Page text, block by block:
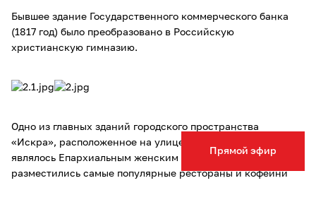
Прямой эфир
Бывшее здание Государственного коммерческого банка
(1817 год) было преобразовано в Российскую
христианскую гимназию.
Одно из главных зданий городского пространства
«Искра», расположенное на улице Советской. Раньше оно
являлось Епархиальным женским училищем, сейчас там
разместились самые популярные рестораны и кофейни